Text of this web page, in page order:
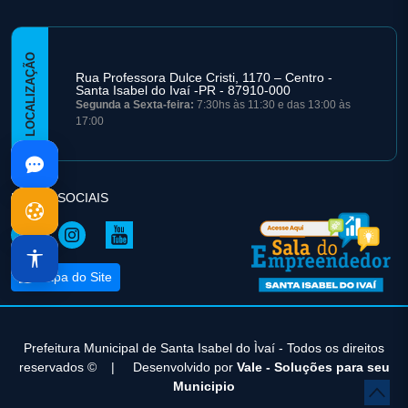
LOCALIZAÇÃO
Rua Professora Dulce Cristi, 1170 – Centro -
Santa Isabel do Ivaí -PR - 87910-000
Segunda a Sexta-feira: 7:30hs às 11:30 e das 13:00 às
17:00
REDES SOCIAIS
Mapa do Site
Prefeitura Municipal de Santa Isabel do Ìvaí - Todos os direitos
reservados ©| Desenvolvido por Vale - Soluções para seu
Municipio